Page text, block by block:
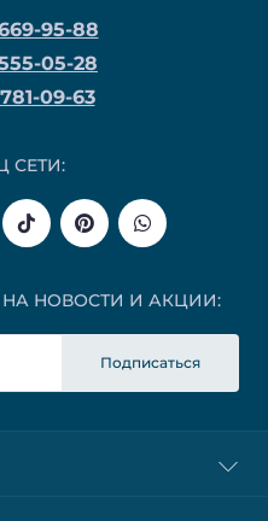
95-88
05-28
09-63
СЕТИ:
НОВОСТИ И АКЦИИ:
Подписаться